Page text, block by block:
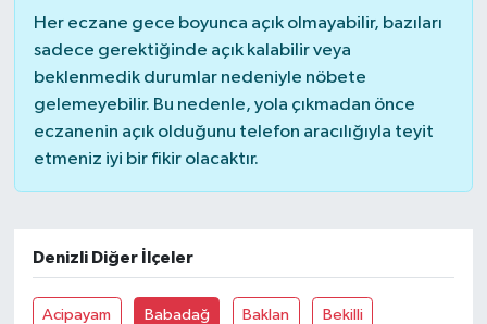
Her eczane gece boyunca açık olmayabilir, bazıları
sadece gerektiğinde açık kalabilir veya
beklenmedik durumlar nedeniyle nöbete
gelemeyebilir. Bu nedenle, yola çıkmadan önce
eczanenin açık olduğunu telefon aracılığıyla teyit
etmeniz iyi bir fikir olacaktır.
Denizli Diğer İlçeler
Acipayam Babadağ Baklan Bekilli